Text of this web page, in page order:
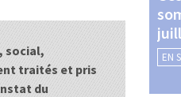
social,
traités et pris
du
+ EN